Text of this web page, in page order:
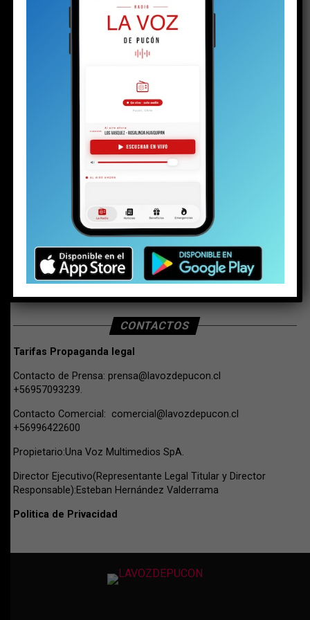
BUSCAR
CONTACTOS
Tarifas Propaganda legal
Contacto de Prensa: prensa@lavozdepucon.cl
+56957093239.
Contacto Comercial: comercial@lavozdepucon.cl
+56996422600
Propietario:Una Voz Multimedios SpA.
Director Ejecutivo(Representante Legal Titular y Director
Responsable):Esteban Hernández Valderrama
Politica de Privacidad